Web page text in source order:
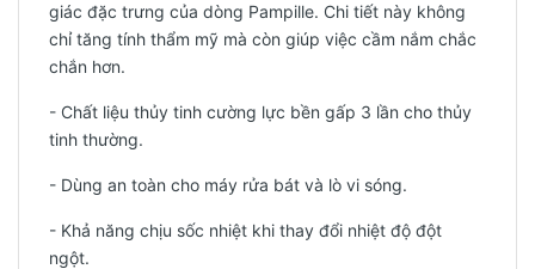
giác đặc trưng của dòng Pampille. Chi tiết này không
chỉ tăng tính thẩm mỹ mà còn giúp việc cầm nắm chắc
chắn hơn.
- Chất liệu thủy tinh cường lực bền gấp 3 lần cho thủy
tinh thường.
- Dùng an toàn cho máy rửa bát và lò vi sóng.
- Khả năng chịu sốc nhiệt khi thay đổi nhiệt độ đột
ngột.